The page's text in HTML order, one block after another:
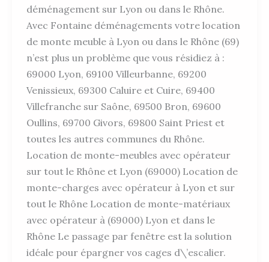
déménagement sur Lyon ou dans le Rhône.
Avec Fontaine déménagements votre location
de monte meuble à Lyon ou dans le Rhône (69)
n’est plus un problème que vous résidiez à :
69000 Lyon, 69100 Villeurbanne, 69200
Venissieux, 69300 Caluire et Cuire, 69400
Villefranche sur Saône, 69500 Bron, 69600
Oullins, 69700 Givors, 69800 Saint Priest et
toutes les autres communes du Rhône.
Location de monte-meubles avec opérateur
sur tout le Rhône et Lyon (69000) Location de
monte-charges avec opérateur à Lyon et sur
tout le Rhône Location de monte-matériaux
avec opérateur à (69000) Lyon et dans le
Rhône Le passage par fenêtre est la solution
idéale pour épargner vos cages d\’escalier.